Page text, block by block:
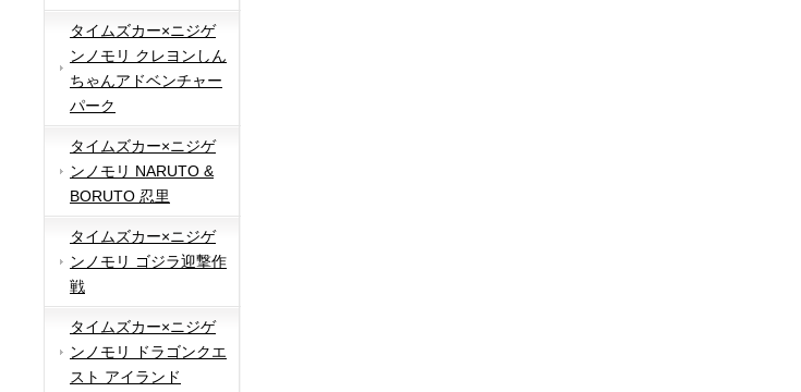
タイムズカー×ニジゲ
ンノモリ クレヨンしん
ちゃんアドベンチャー
パーク
タイムズカー×ニジゲ
ンノモリ NARUTO &
BORUTO 忍里
タイムズカー×ニジゲ
ンノモリ ゴジラ迎撃作
戦
タイムズカー×ニジゲ
ンノモリ ドラゴンクエ
スト アイランド